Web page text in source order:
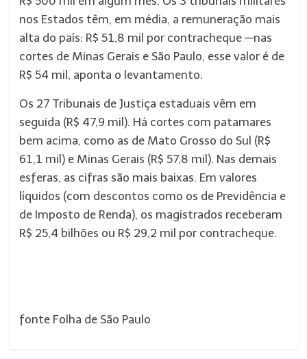
nos Estados têm, em média, a remuneração mais
alta do país: R$ 51,8 mil por contracheque —nas
cortes de Minas Gerais e São Paulo, esse valor é de
R$ 54 mil, aponta o levantamento.
Os 27 Tribunais de Justiça estaduais vêm em
seguida (R$ 47,9 mil). Há cortes com patamares
bem acima, como as de Mato Grosso do Sul (R$
61,1 mil) e Minas Gerais (R$ 57,8 mil). Nas demais
esferas, as cifras são mais baixas. Em valores
líquidos (com descontos como os de Previdência e
de Imposto de Renda), os magistrados receberam
R$ 25,4 bilhões ou R$ 29,2 mil por contracheque.
fonte Folha de São Paulo